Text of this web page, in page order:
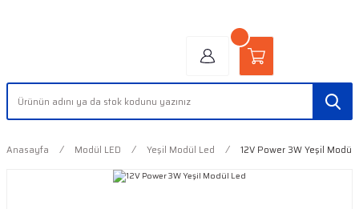
Anasayfa Modül LED Yeşil Modül Led 12V Power 3W Yeşil Modül